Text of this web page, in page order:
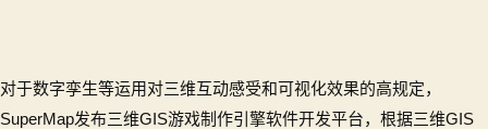
对于数字孪生等运用对三维互动感受和可视化效果的高规定，
SuperMap发布三维GIS游戏制作引擎软件开发平台，根据三维GIS